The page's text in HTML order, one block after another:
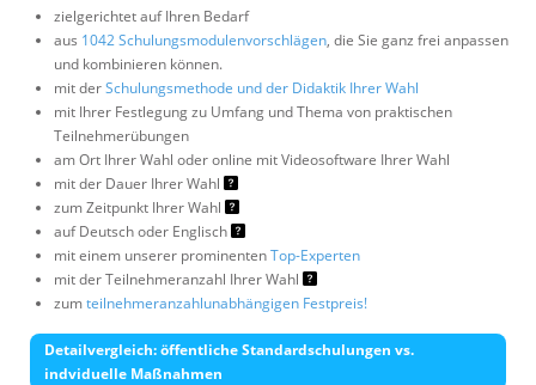
zielgerichtet auf Ihren Bedarf
aus 1042 Schulungsmodulenvorschlägen, die Sie ganz frei anpassen
und kombinieren können.
mit derSchulungsmethode und der Didaktik Ihrer Wahl
mit Ihrer Festlegung zu Umfang und Thema von praktischen
Teilnehmerübungen
am Ort Ihrer Wahl oder online mit Videosoftware Ihrer Wahl
mit der Dauer Ihrer Wahl
zum Zeitpunkt Ihrer Wahl
auf Deutsch oder Englisch
mit einem unserer prominentenTop-Experten
mit der Teilnehmeranzahl Ihrer Wahl
zumteilnehmeranzahlunabhängigen Festpreis!
Detailvergleich: öffentliche Standardschulungen vs.
indviduelle Maßnahmen